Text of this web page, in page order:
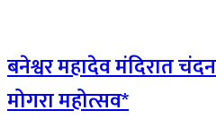
बनेश्वर महादेव मंदिरात
मोगरा महोत्सव*